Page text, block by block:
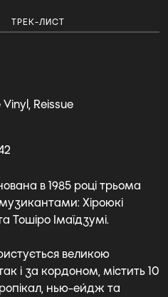
ТРЕК-ЛИСТ
Vinyl, Reissue
в 1985 році трьома
Хіроюкі
Тошіро Імаїдзумі.
великою
і за кордоном, містить 10
нью-ейдж та